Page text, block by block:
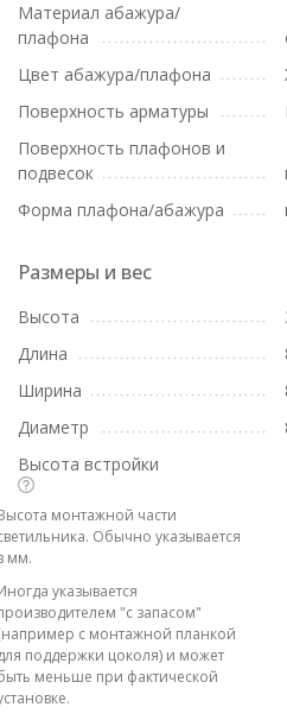
Материал абажура/
плафона
Цвет абажура/плафона
Поверхность арматуры
Поверхность плафонов и
подвесок
Форма плафона/абажура
Размеры и вес
Высота
Длина
Ширина
Диаметр
Высота встройки
монтажной части
Обычно указывается
мм.
указывается
"с запасом"
с монтажной планкой
поддержки цоколя) и может
меньше при фактической